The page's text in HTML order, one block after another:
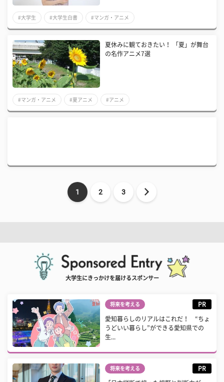
#大学生 #大学生白書 #マンガ・アニメ
夏休みに観ておきたい！ 「夏」が舞台
の名作アニメ7選
#マンガ・アニメ #夏アニメ #アニメ
1 2 3
大学生にきっかけを届けるスポンサー
将来を考える PR
愛知暮らしのリアルはこれだ！ “ちょ
うどいい暮らし”ができる愛知県での
生...
将来を考える PR